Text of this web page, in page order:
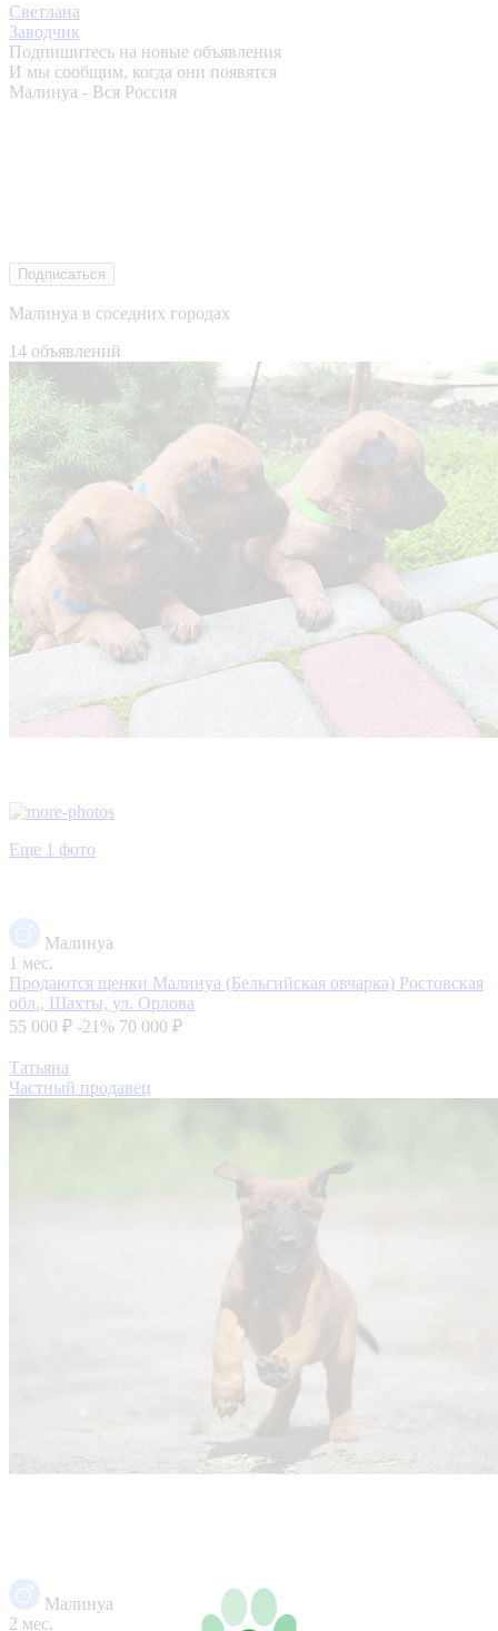
Светлана
Заводчик
Подпишитесь на новые объявления
И мы сообщим, когда они появятся
Малинуа - Вся Россия
Подписаться
Малинуа в соседних городах
14 объявлений
Еще 1 фото
Малинуа
1 мес.
Продаются щенки Малинуа (Бельгийская овчарка) Ростовская
обл., Шахты, ул. Орлова
55 000 ₽ -21% 70 000 ₽
Татьяна
Частный продавец
Малинуа
2 мес.